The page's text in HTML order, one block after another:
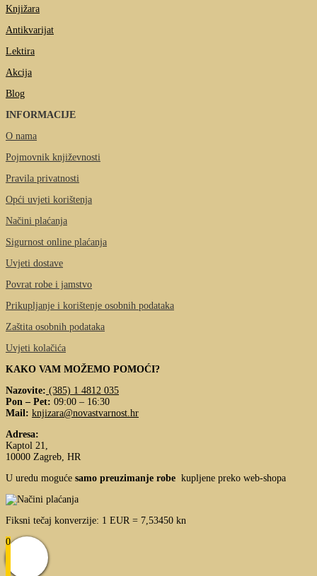
Knjižara
Antikvarijat
Lektira
Akcija
Blog
INFORMACIJE
O nama
Pojmovnik književnosti
Pravila privatnosti
Opći uvjeti korištenja
Načini plaćanja
Sigurnost online plaćanja
Uvjeti dostave
Povrat robe i jamstvo
Prikupljanje i korištenje osobnih podataka
Zaštita osobnih podataka
Uvjeti kolačića
KAKO VAM MOŽEMO POMOĆI?
Nazovite: (385) 1 4812 035
Pon – Pet: 09:00 – 16:30
Mail: knjizara@novastvarnost.hr
Adresa:
Kaptol 21,
10000 Zagreb, HR
U uredu moguće samo preuzimanje robe kupljene preko web-shopa
Fiksni tečaj konverzije: 1 EUR = 7,53450 kn
0